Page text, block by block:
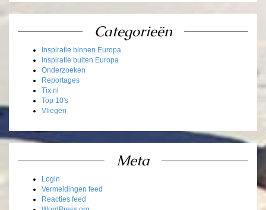
Categorieën
Inspiratie binnen Europa
Inspiratie buiten Europa
Onderzoeken
Reportages
Tix.nl
Top 10's
Vliegen
Meta
Login
Vermeldingen feed
Reacties feed